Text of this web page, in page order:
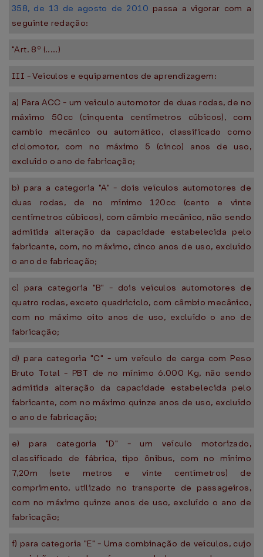
358, de 13 de agosto de 2010 passa a vigorar com a
seguinte redação:
"Art. 8º (.....)
III - Veículos e equipamentos de aprendizagem:
a) Para ACC - um veiculo automotor de duas rodas, de no
máximo 50cc (cinquenta centímetros cúbicos), com
cambio mecânico ou automático, classificado como
ciclomotor, com no máximo 5 (cinco) anos de uso,
excluído o ano de fabricação;
b) para a categoria "A" - dois veículos automotores de
duas rodas, de no mínimo 120cc (cento e vinte
centímetros cúbicos), com câmbio mecânico, não sendo
admitida alteração da capacidade estabelecida pelo
fabricante, com, no máximo, cinco anos de uso, excluído
o ano de fabricação;
c) para categoria "B" - dois veículos automotores de
quatro rodas, exceto quadriciclo, com câmbio mecânico,
com no máximo oito anos de uso, excluído o ano de
fabricação;
d) para categoria "C" - um veículo de carga com Peso
Bruto Total - PBT de no mínimo 6.000 Kg, não sendo
admitida alteração da capacidade estabelecida pelo
fabricante, com no máximo quinze anos de uso, excluído
o ano de fabricação;
e) para categoria "D" - um veículo motorizado,
classificado de fábrica, tipo ônibus, com no mínimo
7,20m (sete metros e vinte centímetros) de
comprimento, utilizado no transporte de passageiros,
com no máximo quinze anos de uso, excluído o ano de
fabricação;
f) para categoria "E" - Uma combinação de veículos, cujo